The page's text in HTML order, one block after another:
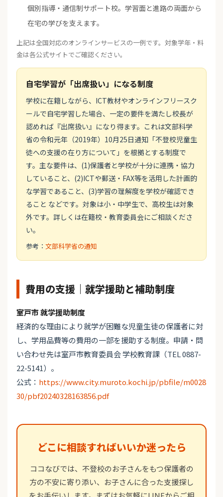
個別指導・通信制サポート校。学習面と進路の両面から
在宅の学びを支えます。
上記は全国対応のオンラインサービスの一例です。対象学年・料
金は各公式サイトでご確認ください。
自宅学習が「出席扱い」になる制度
学校に在籍しながら、ICT教材やオンラインフリースク
ールで自宅学習した場合、一定の要件を満たし校長が
認めれば『出席扱い』になり得ます。これは文部科学
省の令和元年（2019年）10月25日通知「不登校児童生
徒への支援の在り方について」を根拠とする制度で
す。主な要件は、(1)保護者と学校が十分に連携・協力
していること、(2)ICTや郵送・FAX等を活用した計画的
な学習であること、(3)学習の理解度を学校が確認でき
ること などです。対象は小・中学生で、高校生は対象
外です。詳しくは在籍校・教育委員会にご相談くださ
い。
参考： 文部科学省の通知
費用の支援｜就学援助と補助制度
室戸市 就学援助制度
経済的な理由により就学が困難な児童生徒の保護者に対
し、学用品費等の費用の一部を援助する制度。申請・問
い合わせ先は室戸市教育委員会 学校教育課（TEL 0887-
22-5141）。
公式： https://www.city.muroto.kochi.jp/pbfile/m0028
30/pbf20240328163856.pdf
どこに相談すればいいか迷ったら
ココなびでは、不登校のお子さんをもつ保護者の
方の不安に寄り添い、お子さんに合った支援探し